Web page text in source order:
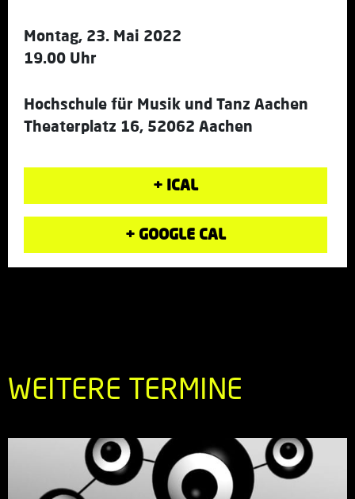
Montag, 23. Mai 2022
19.00 Uhr
Hochschule für Musik und Tanz Aachen
Theaterplatz 16, 52062 Aachen
+ ICAL
+ GOOGLE CAL
WEITERE TERMINE